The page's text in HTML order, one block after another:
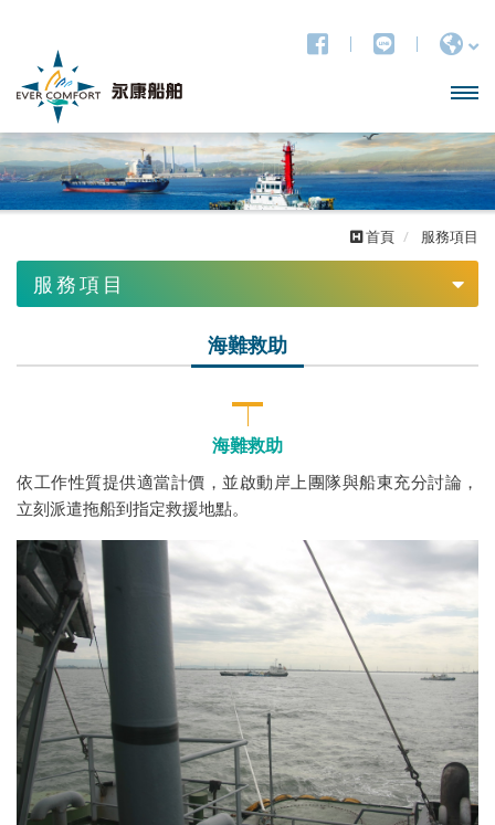
主選
單
首頁 服務項目
服務項目
海事工程作業
海難救助
海難救助
依工作性質提供適當計價，並啟動岸上團隊與船東充分討論，
立刻派遣拖船到指定救援地點。